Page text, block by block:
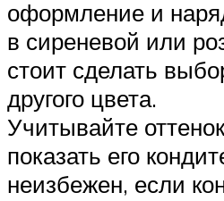
оформление и
в сиреневой или
стоит сделать
другого цвета.
Учитывайте
показать его
неизбежен, если